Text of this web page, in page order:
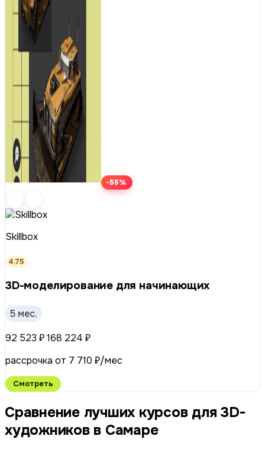
-55%
Skillbox
4.75
3D-моделирование для начинающих
5 мес.
92 523 ₽168 224 ₽
рассрочка от 7 710 ₽/мес
Смотреть
Сравнение лучших курсов для 3D-
художников в Самаре